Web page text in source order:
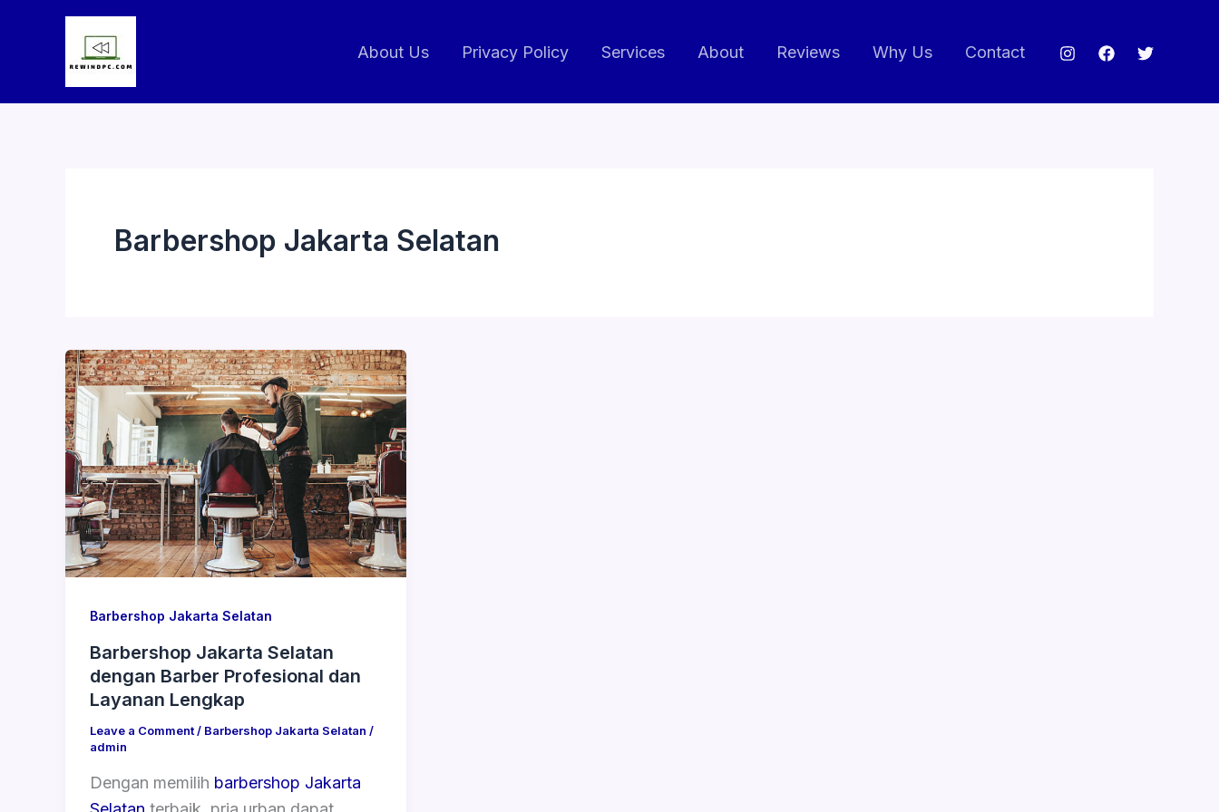
About Us Privacy Policy Services About Reviews Why Us Contact
Barbershop Jakarta Selatan
Barbershop Jakarta Selatan
Barbershop Jakarta Selatan
dengan Barber Profesional dan
Layanan Lengkap
Leave a Comment/ Barbershop Jakarta Selatan /
admin
Dengan memilih barbershop Jakarta